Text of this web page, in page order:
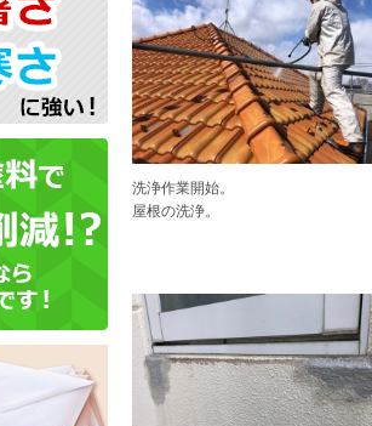
洗浄作業開始。
屋根の洗浄。